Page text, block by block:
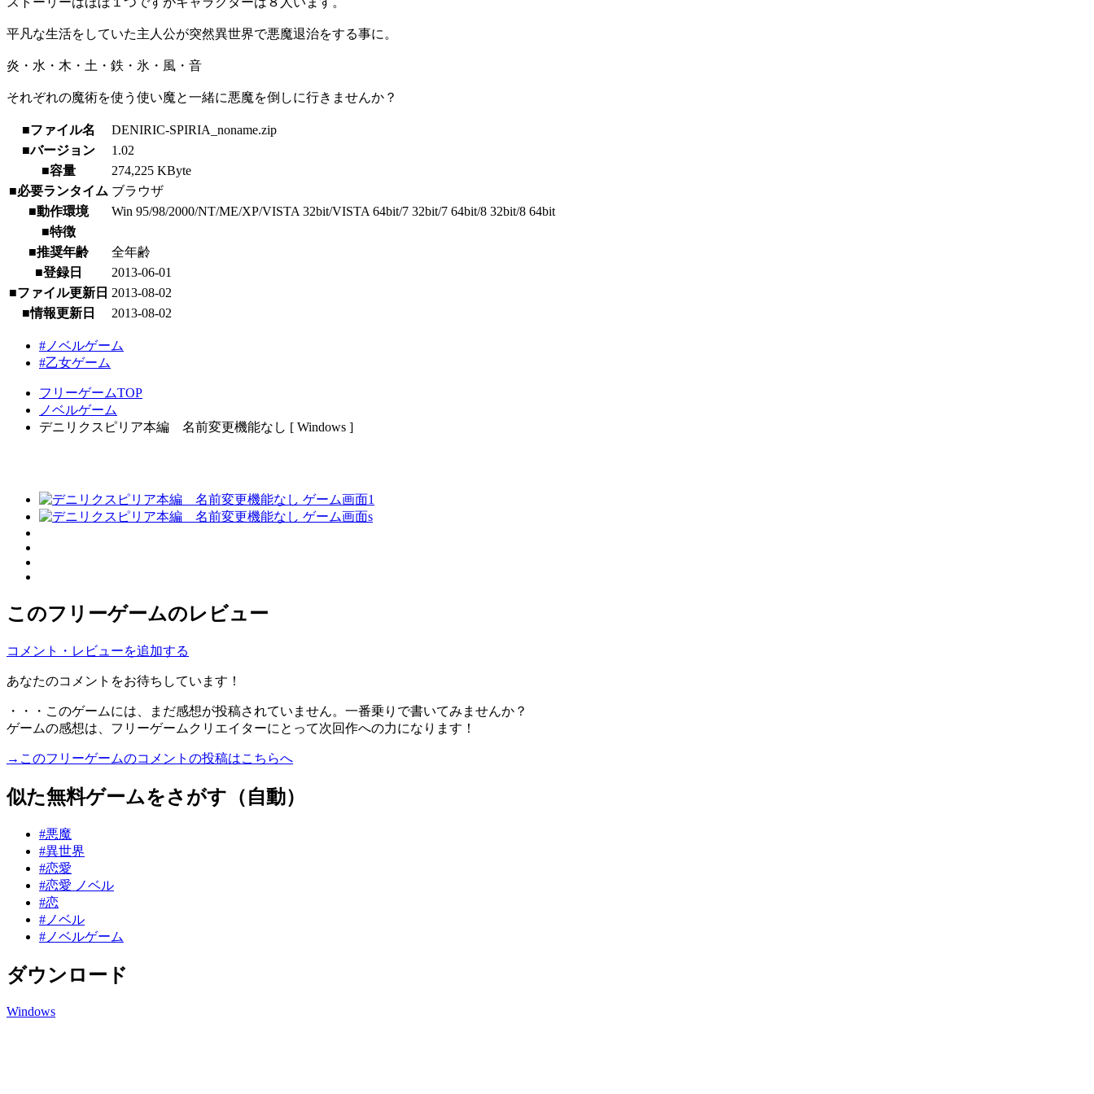
平凡な生活をしていた主人公が突然異世界で悪魔退治をする事に。
炎・水・木・土・鉄・氷・風・音
それぞれの魔術を使う使い魔と一緒に悪魔を倒しに行きませんか？
■ファイル名
DENIRIC-SPIRIA_noname.zip
■バージョン
1.02
■容量
274,225 KByte
■必要ランタイム ブラウザ
■動作環境
Win 95/98/2000/NT/ME/XP/VISTA 32bit/VISTA 64bit/7 32bit/7 64bit/8 32bit/8 64bit
■特徴
■推奨年齢
全年齢
■登録日
2013-06-01
■ファイル更新日 2013-08-02
■情報更新日
2013-08-02
#ノベルゲーム
#乙女ゲーム
フリーゲームTOP
ノベルゲーム
デニリクスピリア本編 名前変更機能なし [ Windows ]
このフリーゲームのレビュー
コメント・レビューを追加する
あなたのコメントをお待ちしています！
・・・このゲームには、まだ感想が投稿されていません。一番乗りで書いてみませんか？
ゲームの感想は、フリーゲームクリエイターにとって次回作への力になります！
→このフリーゲームのコメントの投稿はこちらへ
似た無料ゲームをさがす（自動）
#悪魔
#異世界
#恋愛
#恋愛 ノベル
#恋
#ノベル
#ノベルゲーム
ダウンロード
Windows